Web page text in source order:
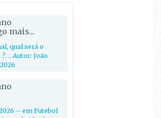
mais...
qual será o
Autor: João
– em Futebol